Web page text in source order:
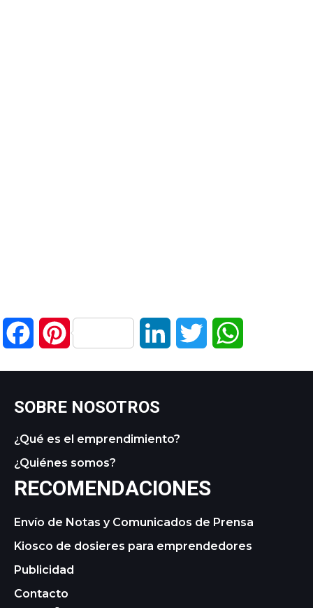
FacebookPinterest LinkedIn Twitter
SOBRE NOSOTROS
¿Qué es el emprendimiento?
¿Quiénes somos?
RECOMENDACIONES
Envío de Notas y Comunicados de Prensa
Kiosco de dosieres para emprendedores
Publicidad
Contacto